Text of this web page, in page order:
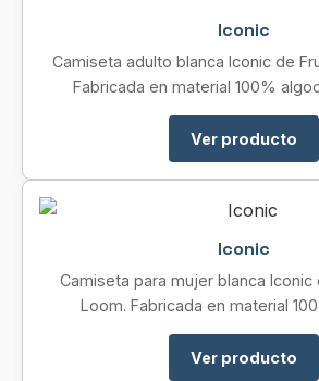
Iconic
Camiseta adulto blanca Iconic de
Fabricada en material 100%
Ver producto
Iconic
Camiseta para mujer blanca Iconic
Loom. Fabricada en material
Ver producto